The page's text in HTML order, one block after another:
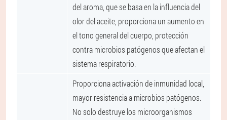
del aroma, que se basa en la influencia del
olor del aceite, proporciona un aumento en
el tono general del cuerpo, protección
contra microbios patógenos que afectan el
sistema respiratorio.
Proporciona activación de inmunidad local,
mayor resistencia a microbios patógenos.
No solo destruye los microorganismos